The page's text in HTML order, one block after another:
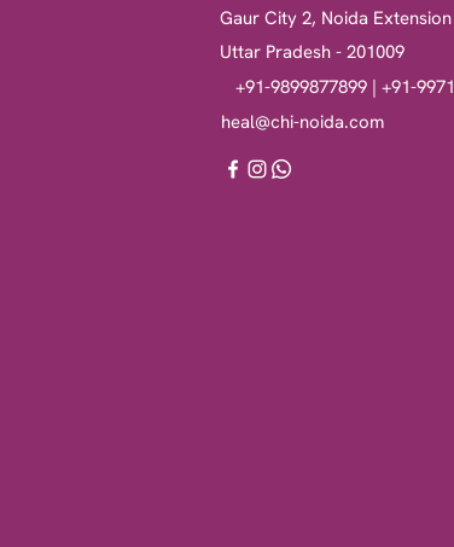
Gaur City 2, Noida Extension
Uttar Pradesh - 201009
+91-9899877899 | +91-
heal@chi-noida.com